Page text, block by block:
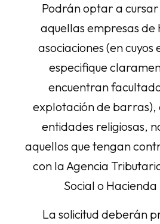
Podrán optar a cursar
aquellas empresas de
asociaciones (en cuyos
especifique
encuentran
explotación de barras),
entidades religiosas,
aquellos que tengan
con la Agencia
Social o
La solicitud deberán